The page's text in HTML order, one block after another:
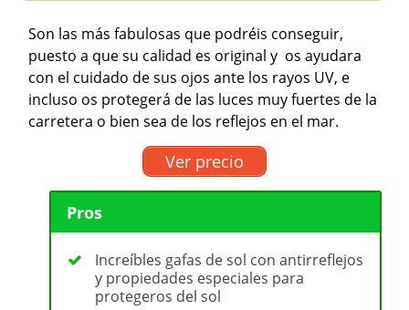
Son las más fabulosas que podréis conseguir,
puesto a que su calidad es original y os ayudara
con el cuidado de sus ojos ante los rayos UV, e
incluso os protegerá de las luces muy fuertes de la
carretera o bien sea de los reflejos en el mar.
Ver precio
Pros
Increíbles gafas de sol con antirreflejos
y propiedades especiales para
protegeros del sol